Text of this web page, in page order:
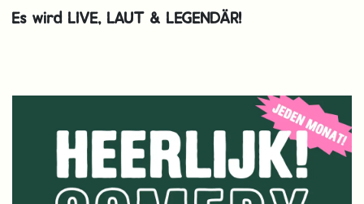
Es wird LIVE, LAUT & LEGENDÄR!